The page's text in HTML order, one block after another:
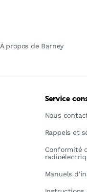
À propos de Barney
Service
Nous
Rappels et
Conformité
Manuels